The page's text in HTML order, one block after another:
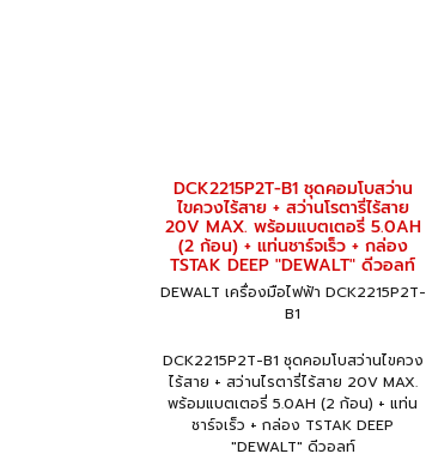
DCK2215P2T-B1 ชุดคอมโบสว่าน
ไขควงไร้สาย + สว่านโรตารี่ไร้สาย
20V MAX. พร้อมแบตเตอรี่ 5.0AH
(2 ก้อน) + แท่นชาร์จเร็ว + กล่อง
TSTAK DEEP "DEWALT" ดีวอลท์
DEWALT เครื่องมือไฟฟ้า DCK2215P2T-
B1
DCK2215P2T-B1 ชุดคอมโบสว่านไขควง
ไร้สาย + สว่านไรตารี่ไร้สาย 20V MAX.
พร้อมแบตเตอรี่ 5.0AH (2 ก้อน) + แท่น
ชาร์จเร็ว + กล่อง TSTAK DEEP
"DEWALT" ดีวอลท์